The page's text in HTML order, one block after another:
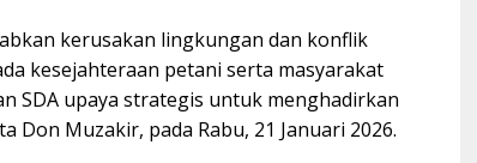
kerusakan lingkungan dan konflik
kesejahteraan petani serta masyarakat
SDA upaya strategis untuk menghadirkan
Don Muzakir, pada Rabu, 21 Januari 2026.